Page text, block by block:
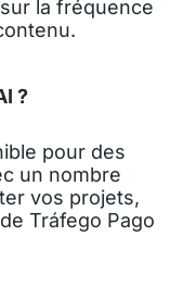
la fréquence
?
pour des
un nombre
vos projets,
Tráfego Pago